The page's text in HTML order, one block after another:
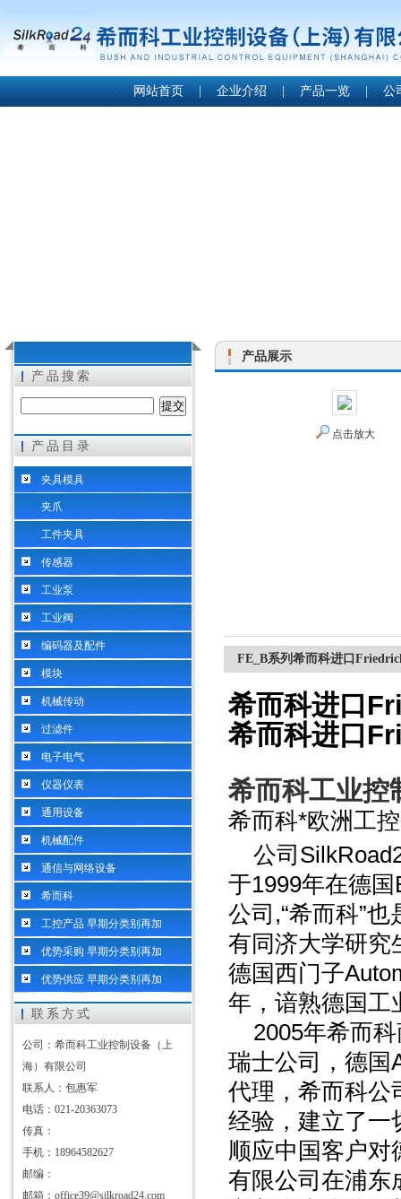
希而科工业控制设备（上海）有限公司
网站首页 | 企业介绍 | 产品一览 | 公
产品搜索
产品目录
夹具模具
夹爪
工件夹具
传感器
工业泵
工业阀
编码器及配件
模块
机械传动
过滤件
电子电气
仪器仪表
通用设备
机械配件
通信与网络设备
希而科
工控产品 早期分类别再加
优势采购 早期分类别再加
优势供应 早期分类别再加
联系方式
公司：希而科工业控制设备（上
海）有限公司
联系人：包惠军
电话：021-20363073
传真：
手机：18964582627
邮编：
邮箱：office39@silkroad24.com
产品展示
点击放大
FE_B系列希而科进口
希而科进口
希而科进口
希而科工业控
希而科*欧洲工
公司
于1999年在德国
公司 ,“希而科”也
有同济大学研究
德国西门子
年，谙熟德国工
2005年希而
瑞士公司，德国
代理，希而科公
经验，建立了一
顺应中国客户对
有限公司在浦东